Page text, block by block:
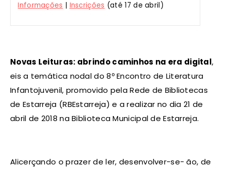
Informações Inscrições (até 17 de abril)
Novas Leituras: abrindo caminhos na era digital,
eis a temática nodal do 8º Encontro de Literatura
Infantojuvenil, promovido pela Rede de Bibliotecas
de Estarreja (RBEstarreja) e a realizar no dia 21 de
abril de 2018 na Biblioteca Municipal de Estarreja.
Alicerçando o prazer de ler, desenvolver-se- ão, de